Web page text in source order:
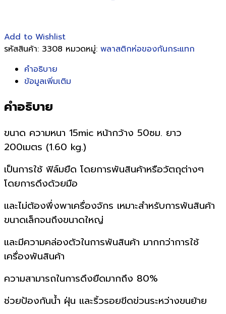
Add to Wishlist
รหัสสินค้า: 3308 หมวดหมู่: พลาสติกห่อของกันกระแทก
คำอธิบาย
ข้อมูลเพิ่มเติม
คำอธิบาย
ขนาด ความหนา 15mic หน้ากว้าง 50ซม. ยาว
200เมตร (1.60 kg.)
เป็นการใช้ ฟิล์มยืด โดยการพันสินค้าหรือวัตถุต่างๆ
โดยการดึงด้วยมือ
และไม่ต้องพึ่งพาเครื่องจักร เหมาะสำหรับการพันสินค้า
ขนาดเล็กจนถึงขนาดใหญ่
และมีความคล่องตัวในการพันสินค้า มากกว่าการใช้
เครื่องพันสินค้า
ความสามารถในการดึงยืดมากถึง 80%
ช่วยป้องกันน้ำ ฝุ่น และริ้วรอยขีดข่วนระหว่างขนย้าย